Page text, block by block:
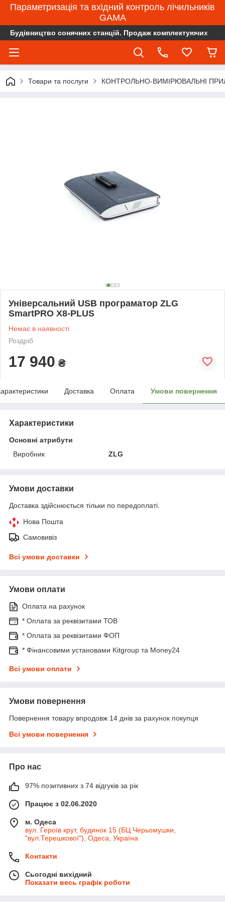
Параметризація та вхідний контроль лічильників
GAMA
Будівництво сонячних станцій. Продаж комплектуючих
Товари та послуги КОНТРОЛЬНО-ВИМІРЮВАЛЬНІ
Універcальний USB програматор ZLG
SmartPRO X8-PLUS
Немає в наявності
Роздріб
17 940 ₴
Доставка Оплата Умови повернення
Характеристики
Основні атрибути
Виробник
ZLG
Умови доставки
Доставка здійснюється тільки по передоплаті.
Нова Пошта
Самовивіз
Всі умови доставки
Умови оплати
Оплата на рахунок
* Оплата за реквізитами ТОВ
* Оплата за реквізитами ФОП
* Фінансовими установами Kitgroup та Money24
Всі умови оплати
Умови повернення
Повернення товару впродовж 14 днів за рахунок покупця
Всі умови повернення
Про нас
97% позитивних з 74 відгуків за рік
Працює з 02.06.2020
м. Одеса
вул. Героїв крут, будинок 15 (БЦ Черьомушки,
"вул.Терешкової"), Одеса, Україна
Контакти
Сьогодні вихідний
Показати весь графік роботи